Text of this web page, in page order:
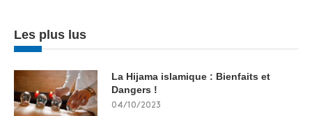
Les plus lus
La Hijama islamique : Bienfaits et
Dangers !
04/10/2023